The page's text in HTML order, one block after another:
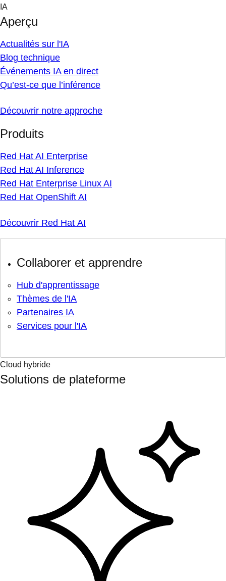
Skip
content
IA
Aperçu
Actualités sur l'IA
Blog technique
Événements IA en direct
Qu’est-ce que l’inférence
Découvrir notre approche
Produits
Red Hat AI Enterprise
Red Hat AI Inference
Red Hat Enterprise Linux AI
Red Hat OpenShift AI
Découvrir Red Hat AI
Collaborer et apprendre
Hub d'apprentissage
Thèmes de l'IA
Partenaires IA
Services pour l'IA
Cloud hybride
Solutions de plateforme